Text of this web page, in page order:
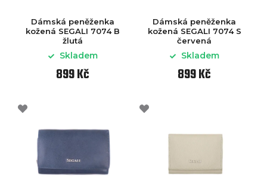
Dámská peněženka
kožená SEGALI 7074 B
žlutá
Skladem
899 Kč
Dámská peněženka
kožená SEGALI 7074 S
červená
Skladem
899 Kč